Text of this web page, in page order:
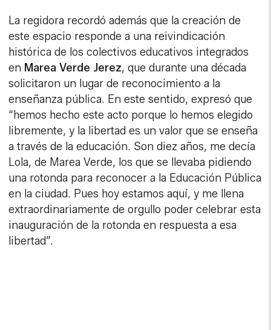
La regidora recordó además que la creación de
este espacio responde a una reivindicación
histórica de los colectivos educativos integrados
en Marea Verde Jerez, que durante una década
solicitaron un lugar de reconocimiento a la
enseñanza pública. En este sentido, expresó que
“hemos hecho este acto porque lo hemos elegido
libremente, y la libertad es un valor que se enseña
a través de la educación. Son diez años, me decía
Lola, de Marea Verde, los que se llevaba pidiendo
una rotonda para reconocer a la Educación Pública
en la ciudad. Pues hoy estamos aquí, y me llena
extraordinariamente de orgullo poder celebrar esta
inauguración de la rotonda en respuesta a esa
libertad”.